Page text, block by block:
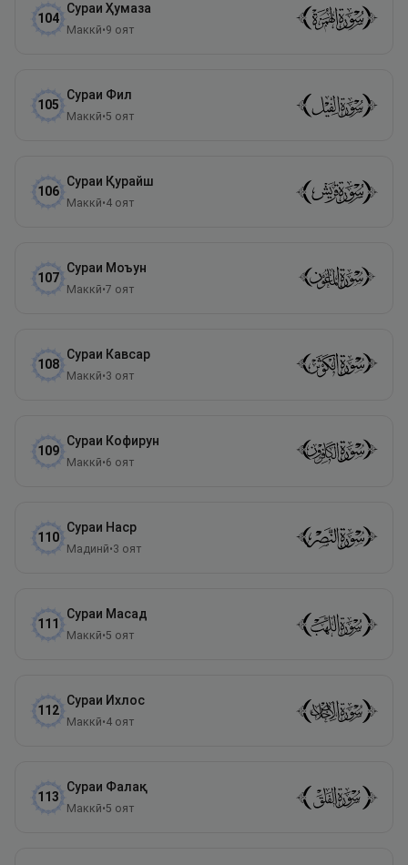
104
Сураи Ҳумаза
Маккӣ•9 оят
105
Сураи Фил
Маккӣ•5 оят
106
Сураи Қурайш
Маккӣ•4 оят
107
Сураи Моъун
Маккӣ•7 оят
108
Сураи Кавсар
Маккӣ•3 оят
109
Сураи Кофирун
Маккӣ•6 оят
110
Сураи Наср
Мадинӣ•3 оят
111
Сураи Масад
Маккӣ•5 оят
112
Сураи Ихлос
Маккӣ•4 оят
113
Сураи Фалақ
Маккӣ•5 оят